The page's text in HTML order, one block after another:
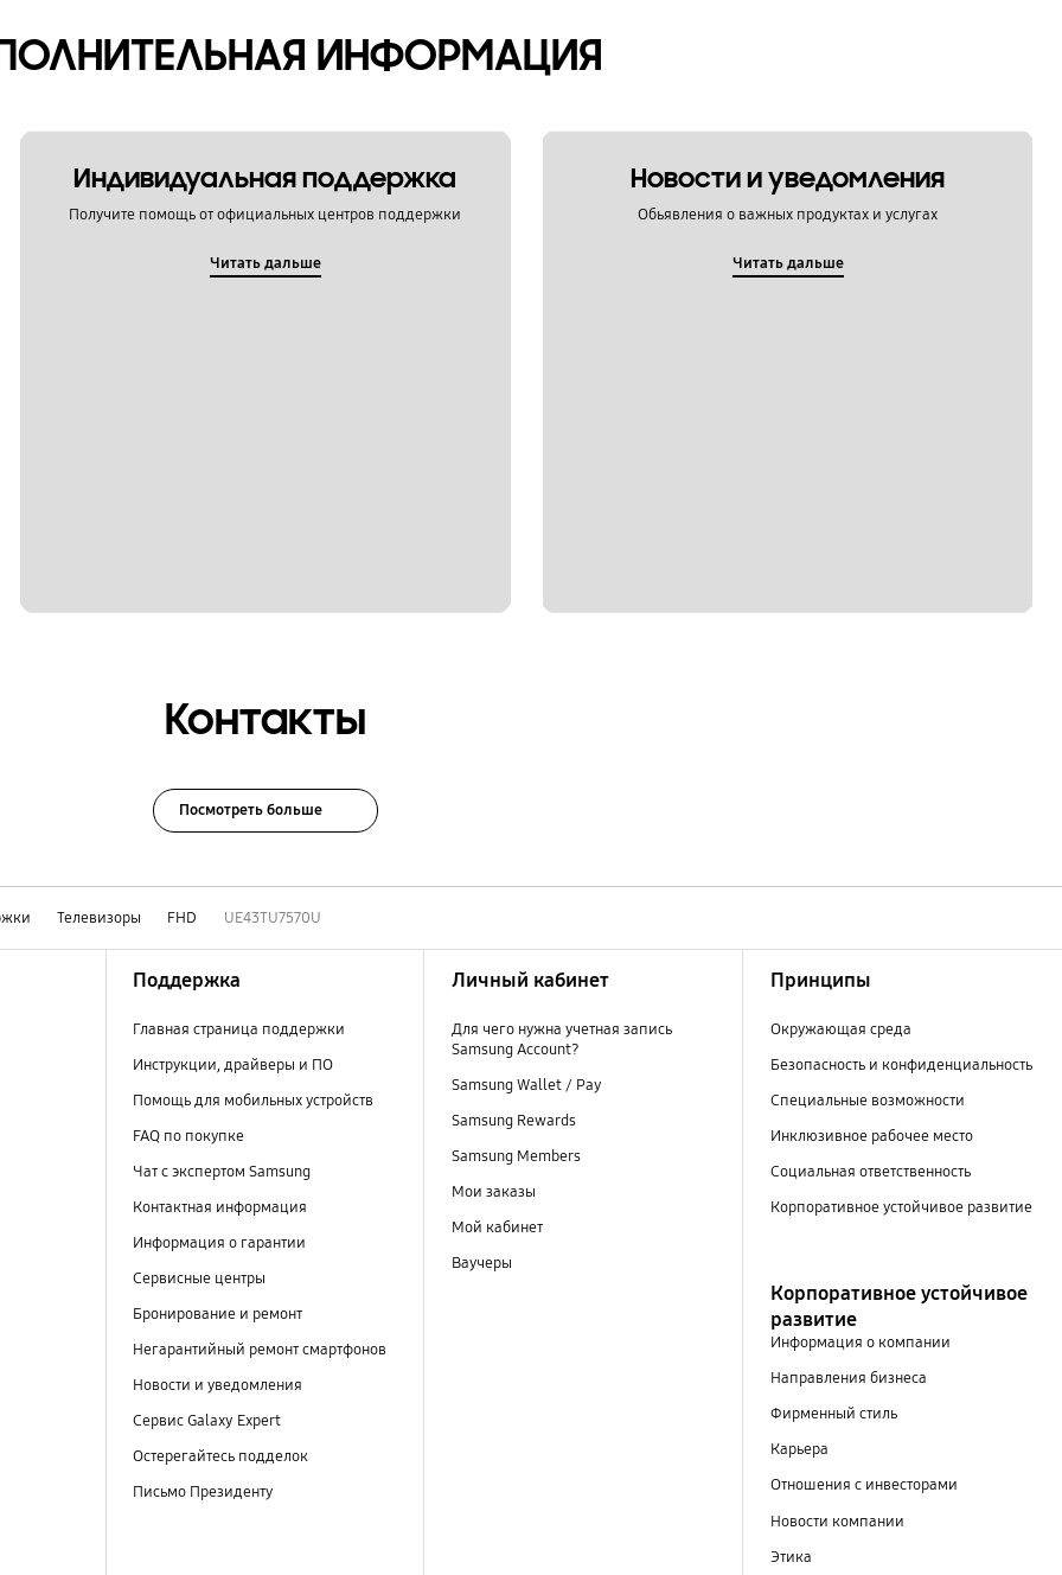
ИНФОРМАЦИЯ
Индивидуальная поддержка
Получите помощь от официальных центров поддержки
Читать дальше
Новости и уведомления
Обьявления о важных продуктах и услугах
Читать дальше
Контакты
Посмотреть больше
Телевизоры FHD UE43TU7570U
Поддержка
Главная страница поддержки
Инструкции, драйверы и ПО
Помощь для мобильных устройств
FAQ по покупке
Чат с экспертом Samsung
Контактная информация
Информация о гарантии
Сервисные центры
Бронирование и ремонт
Негарантийный ремонт смартфонов
Новости и уведомления
Сервис Galaxy Expert
Остерегайтесь подделок
Письмо Президенту
Личный кабинет
Для чего нужна учетная запись
Samsung Account?
Samsung Wallet / Pay
Samsung Rewards
Samsung Members
Мои заказы
Мой кабинет
Ваучеры
Принципы
Окружающая среда
Безопасность и конфиденциальность
Специальные возможности
Инклюзивное рабочее место
Социальная ответственность
Корпоративное устойчивое развитие
Корпоративное устойчивое
развитие
Информация о компании
Направления бизнеса
Фирменный стиль
Карьера
Отношения с инвесторами
Новости компании
Этика